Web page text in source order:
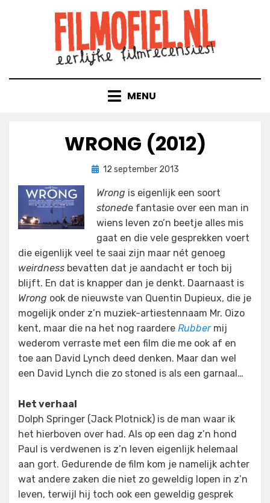
MENU
WRONG (2012)
doorFilmofiel.nl
Geplaatst
12 september 2013
Wrong is eigenlijk een soort
stonede fantasie over een man in
wiens leven zo’n beetje alles mis
gaat en die vele gesprekken voert
die eigenlijk veel te saai zijn maar nét genoeg
weirdness bevatten dat je aandacht er toch bij
blijft. En dat is knapper dan je denkt. Daarnaast is
Wrong ook de nieuwste van Quentin Dupieux, die je
mogelijk onder z’n muziek-artiestennaam Mr. Oizo
kent, maar die na het nog raardere Rubbermij
wederom verraste met een film die me ook af en
toe aan David Lynch deed denken. Maar dan wel
een David Lynch die zo stoned is als een garnaal…
Het verhaal
Dolph Springer (Jack Plotnick) is de man waar ik
het hierboven over had. Als op een dag z’n hond
Paul is verdwenen is z’n leven eigenlijk helemaal
aan gort. Gedurende de film kom je namelijk achter
wat andere zaken die niet zo geweldig lopen in z’n
leven, terwijl hij toch ook een geweldig gesprek